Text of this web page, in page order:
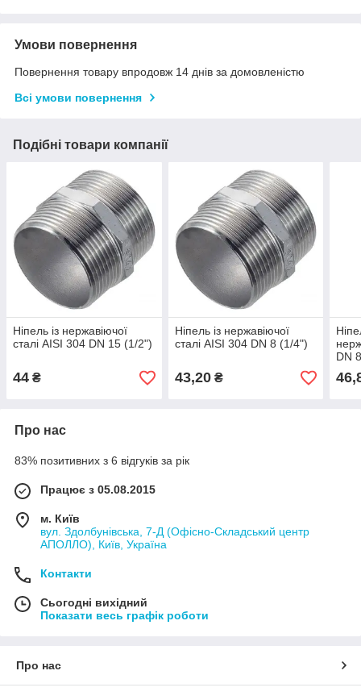
Умови повернення
Повернення товару впродовж 14 днів за домовленістю
Всі умови повернення
Подібні товари компанії
Ніпель із нержавіючої
сталі AISI 304 DN 15 (1/2")
44 ₴
Ніпель із нержавіючої
сталі AISI 304 DN 8 (1/4")
43,20₴
DN
Про нас
83% позитивних з 6 відгуків за рік
Працює з 05.08.2015
м. Київ
вул. Здолбунівська, 7-Д (Офісно-Складський центр
АПОЛЛО), Київ, Україна
Контакти
Сьогодні вихідний
Показати весь графік роботи
Про нас